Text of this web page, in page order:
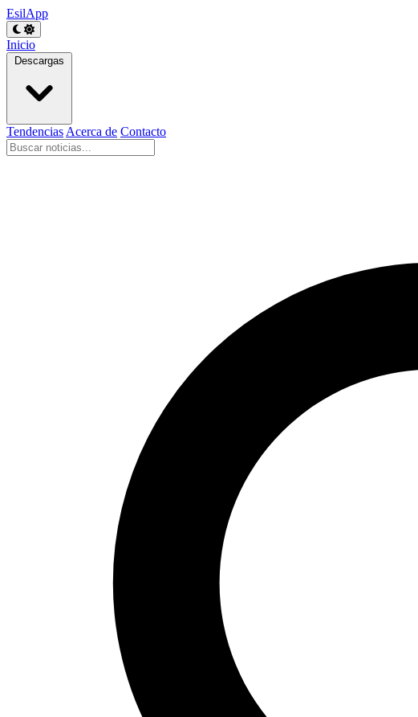
EsilApp
Inicio
Descargas
Tendencias Acerca de Contacto